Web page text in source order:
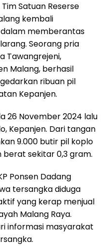
Tim Satuan Reserse
kembali
memberantas
Seorang pria
Tawangrejeni,
Malang, berhasil
ribuan pil
Kepanjen.
26 November 2024 lalu
Kepanjen. Dari tangan
9.000 butir pil koplo
sekitar 0,3 gram.
Ponsen Dadang
tersangka diduga
yang kerap menjual
Malang Raya.
informasi masyarakat